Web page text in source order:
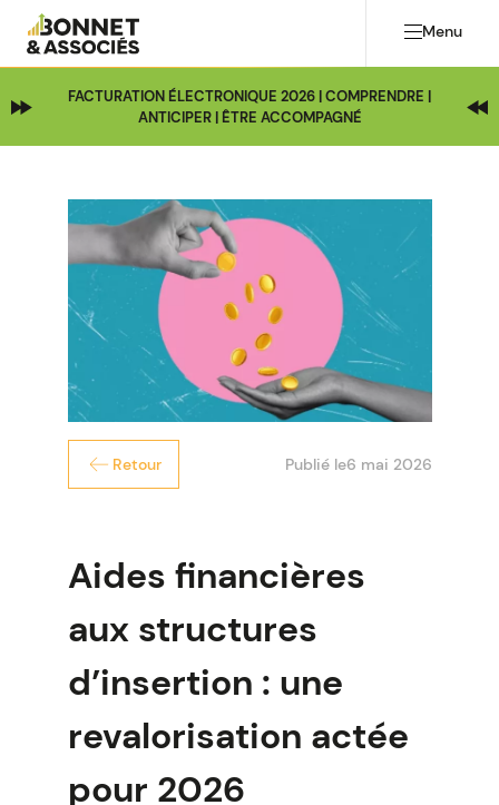
Menu
FACTURATION ÉLECTRONIQUE 2026 | COMPRENDRE |
ANTICIPER | ÊTRE ACCOMPAGNÉ
Retour Publié le6 mai 2026
Aides financières
aux structures
d’insertion : une
revalorisation actée
pour 2026